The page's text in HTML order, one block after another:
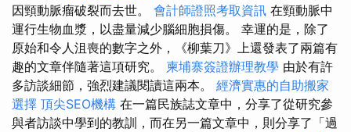
因頸動脈瘤破裂而去世。 會計師證照考取資訊 在頸動脈中
運行生物血漿，以盡量減少腦細胞損傷。 幸運的是，除了
原始和令人沮喪的數字之外，《柳葉刀》上還發表了兩篇有
趣的文章伴隨著這項研究。 柬埔寨簽證辦理教學 由於有許
多訪談細節，強烈建議閱讀這兩本。 經濟實惠的自助搬家
選擇 頂尖SEO機構 在一篇民族誌文章中，分享了從研究參
與者訪談中學到的教訓，而在另一篇文章中，則分享了「過